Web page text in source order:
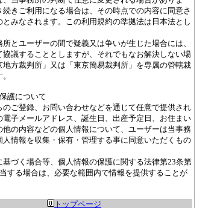
続きご利用になる場合は、その時点での内容に同意さ
とみなされます。この利用規約の準拠法は日本法とし
所とユーザーの間で疑義又は争いが生じた場合には、
協議することとしますが、それでもなお解決しない場
地方裁判所」又は「東京簡易裁判所」を専属の管轄裁
護について
のご登録、お問い合わせなどを通じて任意で提供され
電子メールアドレス、誕生日、出産予定日、お住まい
他の内容などの個人情報について、ユーザーは当事務
人情報を収集・保有・管理する事に同意いただくもの
基づく場合等、個人情報の保護に関する法律第23条第
する場合は、必要な範囲内で情報を提供することが
トップページ